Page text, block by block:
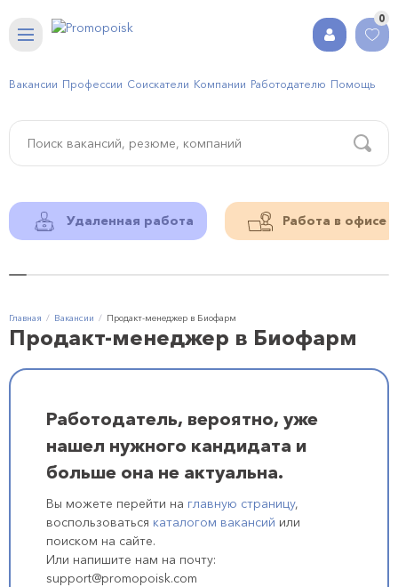
0
Вакансии Профессии Соискатели Компании Работодателю Помощь
Удаленная работа Работа в офисе
Главная Вакансии Продакт-менеджер в Биофарм
Продакт-менеджер в Биофарм
Работодатель, вероятно, уже
нашел нужного кандидата и
больше она не актуальна.
Вы можете перейти на главную страницу,
воспользоваться каталогом вакансий или
поиском на сайте.
Или напишите нам на почту:
support@promopoisk.com